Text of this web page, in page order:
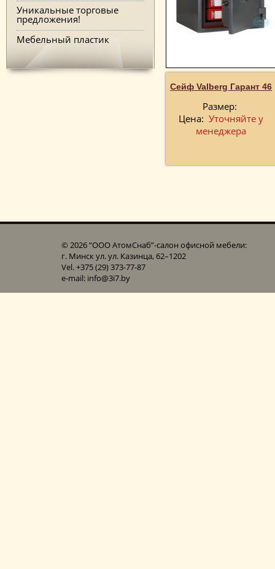
Уникальные торговые
предложения!
Мебельный пластик
Сейф Valberg Гарант 46
Размер:
Цена: Уточняйте у
менеджера
© 2026 “ООО АтомСнаб”-cалон офисной мебели:
г. Минск ул. ул. Казинца, 62–1202
Vel. +375 (29) 373-77-87
e-mail: info@3i7.by